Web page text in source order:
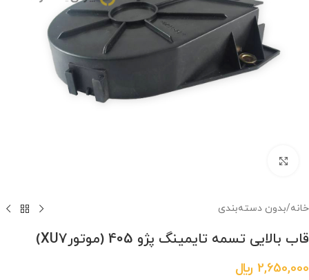
خانه/بدون دسته‌بندی
قاب بالایی تسمه تایمینگ پژو 405 (موتورXU7)
2,650,000 ﷼